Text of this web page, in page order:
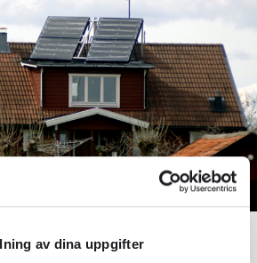
av dina uppgifter
någon på artikeln